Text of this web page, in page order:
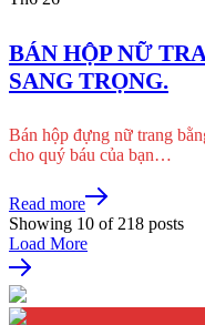
BÁN HỘP NỮ
SANG TRỌNG.
Bán hộp đựng nữ trang
cho quý báu của bạn…
Read more
Showing 10 of218 posts
Load More